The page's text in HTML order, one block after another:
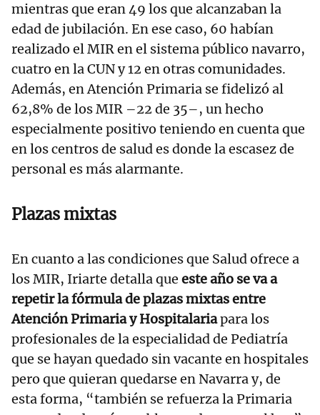
mientras que eran 49 los que alcanzaban la
edad de jubilación. En ese caso, 60 habían
realizado el MIR en el sistema público navarro,
cuatro en la CUN y 12 en otras comunidades.
Además, en Atención Primaria se fidelizó al
62,8% de los MIR –22 de 35–, un hecho
especialmente positivo teniendo en cuenta que
en los centros de salud es donde la escasez de
personal es más alarmante.
Plazas mixtas
En cuanto a las condiciones que Salud ofrece a
los MIR, Iriarte detalla que este año se va a
repetir la fórmula de plazas mixtas entre
Atención Primaria y Hospitalariapara los
profesionales de la especialidad de Pediatría
que se hayan quedado sin vacante en hospitales
pero que quieran quedarse en Navarra y, de
esta forma, “también se refuerza la Primaria